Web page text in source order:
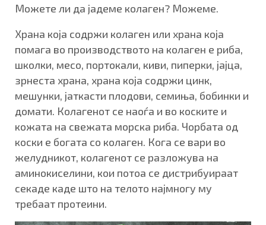
Можете ли да јадеме колаген? Можеме.
Храна која содржи колаген или храна која
помага во производството на колаген е риба,
школки, месо, портокали, киви, пиперки, јајца,
зрнеста храна, храна која содржи цинк,
мешунки, јаткасти плодови, семиња, бобинки и
домати. Колагенот се наоѓа и во коските и
кожата на свежата морска риба. Чорбата од
коски е богата со колаген. Кога се вари во
желудникот, колагенот се разложува на
аминокиселини, кои потоа се дистрибуираат
секаде каде што на телото најмногу му
требаат протеини.